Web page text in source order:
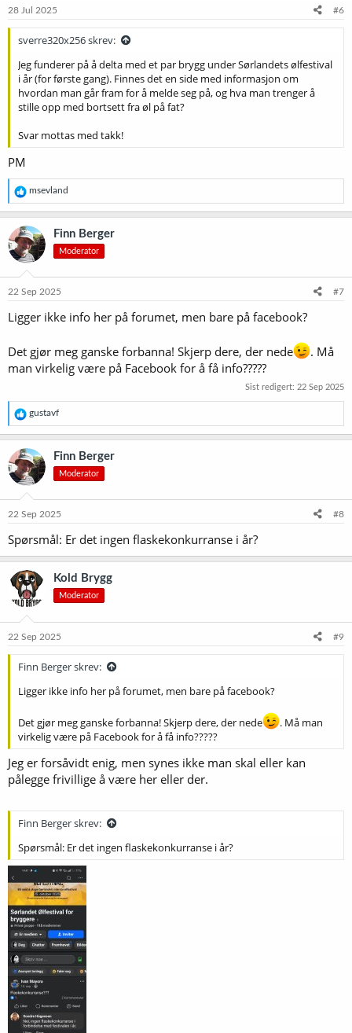
e
28 Jul 2025 #6
sverre320x256 skrev:
Jeg funderer på å delta med et par brygg under Sørlandets ølfestival
i år (for første gang). Finnes det en side med informasjon om
hvordan man går fram for å melde seg på, og hva man trenger å
stille opp med bortsett fra øl på fat?
Svar mottas med takk!
PM
R
e
a
k
s
j
o
e
:
msevland
Finn Berger
Moderator
22 Sep 2025 #7
Ligger ikke info her på forumet, men bare på facebook?
Det gjør meg ganske forbanna! Skjerp dere, der nede
. Må
man virkelig være på Facebook for å få info?????
Sist redigert: 22 Sep 2025
R
e
a
k
s
j
o
e
:
gustavf
Finn Berger
Moderator
22 Sep 2025 #8
Spørsmål: Er det ingen flaskekonkurranse i år?
Kold Brygg
Moderator
22 Sep 2025 #9
Finn Berger skrev:
Ligger ikke info her på forumet, men bare på facebook?
Det gjør meg ganske forbanna! Skjerp dere, der nede
. Må man
virkelig være på Facebook for å få info?????
Jeg er forsåvidt enig, men synes ikke man skal eller kan
pålegge frivillige å være her eller der.
Finn Berger skrev:
Spørsmål: Er det ingen flaskekonkurranse i år?